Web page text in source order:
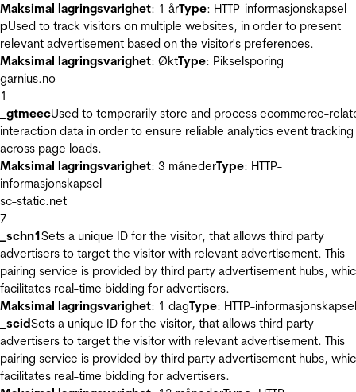
Maksimal lagringsvarighet: 1 årType: HTTP-informasjonskapsel
pUsed to track visitors on multiple websites, in order to present
relevant advertisement based on the visitor's preferences.
Maksimal lagringsvarighet: ØktType: Pikselsporing
garnius.no
1
_gtmeecUsed to temporarily store and process ecommerce-
interaction data in order to ensure reliable analytics event tracking
across page loads.
Maksimal lagringsvarighet: 3 månederType: HTTP-
informasjonskapsel
sc-static.net
7
_schn1Sets a unique ID for the visitor, that allows third party
advertisers to target the visitor with relevant advertisement. This
pairing service is provided by third party advertisement hubs,
facilitates real-time bidding for advertisers.
Maksimal lagringsvarighet: 1 dagType: HTTP-informasjonskapsel
_scidSets a unique ID for the visitor, that allows third party
advertisers to target the visitor with relevant advertisement. This
pairing service is provided by third party advertisement hubs,
facilitates real-time bidding for advertisers.